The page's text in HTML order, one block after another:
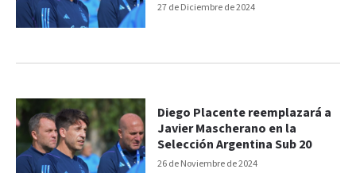
27 de Diciembre de 2024
26 de Noviembre de 2024
Diego Placente reemplazará a
Javier Mascherano en la
Selección Argentina Sub 20